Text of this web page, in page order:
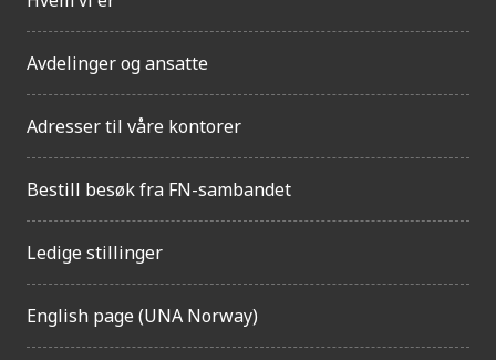
n
l
t
Avdelinger og ansatte
Adresser til våre kontorer
Bestill besøk fra FN-sambandet
Ledige stillinger
English page (UNA Norway)